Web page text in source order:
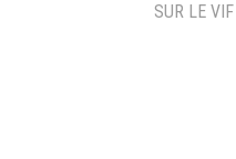
SUR LE VIF